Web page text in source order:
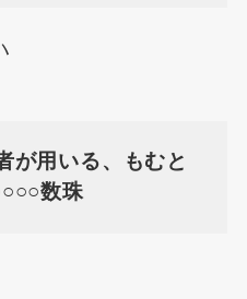
が用いる、もむと
数珠